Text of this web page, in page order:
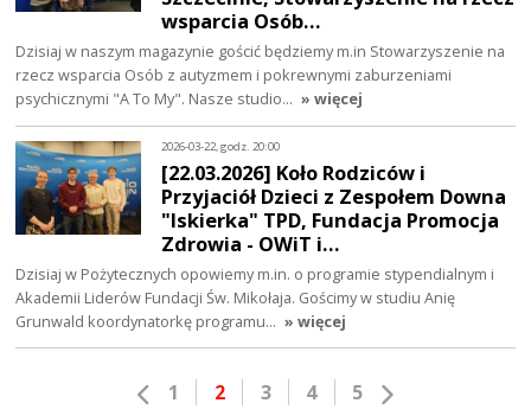
wsparcia Osób…
Dzisiaj w naszym magazynie gościć będziemy m.in Stowarzyszenie na
rzecz wsparcia Osób z autyzmem i pokrewnymi zaburzeniami
psychicznymi "A To My". Nasze studio… » więcej
2026-03-22, godz. 20:00
[22.03.2026] Koło Rodziców i
Przyjaciół Dzieci z Zespołem Downa
"Iskierka" TPD, Fundacja Promocja
Zdrowia - OWiT i…
Dzisiaj w Pożytecznych opowiemy m.in. o programie stypendialnym i
Akademii Liderów Fundacji Św. Mikołaja. Gościmy w studiu Anię
Grunwald koordynatorkę programu… » więcej
1 2 3 4 5